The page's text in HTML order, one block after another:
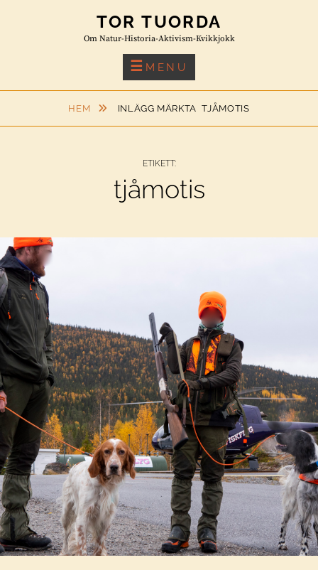
TOR TUORDA
Om Natur-Historia-Aktivism-Kvikkjokk
MENU
HEM INLÄGG MÄRKTATJÅMOTIS
ETIKETT:
tjåmotis